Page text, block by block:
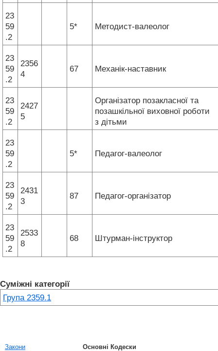
23
59
.2
5* Методист-валеолог
23
59
.2
2356
4
67 Механік-наставник
23
59
.2
2427
5
Організатор позакласної та
позашкільної виховної роботи
з дітьми
23
59
.2
5* Педагог-валеолог
23
59
.2
2431
3
87 Педагог-організатор
23
59
.2
2533
8
68 Штурман-інструктор
Суміжні категорії
Група 2359.1
Закони
Основні Кодески